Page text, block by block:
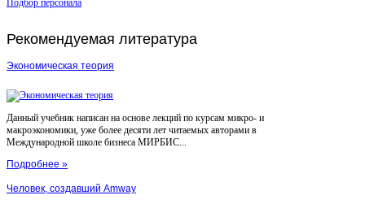
Рекомендуемая литература
Экономическая теория
Данный учебник написан на основе лекций по курсам микро- и
макроэкономики, уже более десяти лет читаемых авторами в
Международной школе бизнеса МИРБИС...
Подробнее »
Человек, создавший Amway